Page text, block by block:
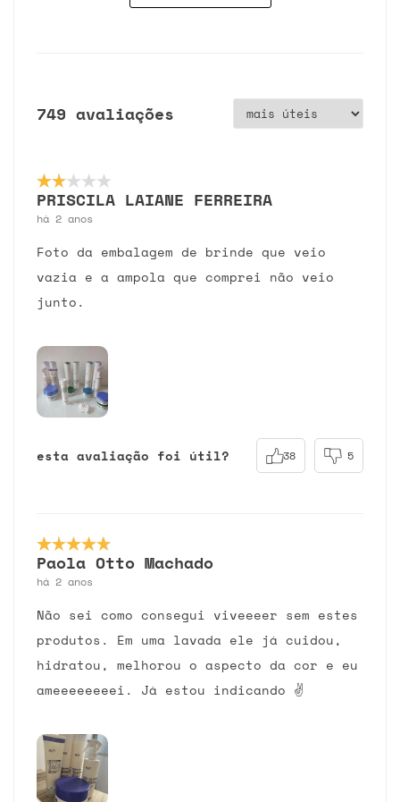
749 avaliações
PRISCILA LAIANE FERREIRA
há 2 anos
Foto da embalagem de brinde que veio
vazia e a ampola que comprei não veio
junto.
esta avaliação foi útil? 38 5
Paola Otto Machado
há 2 anos
Não sei como consegui viveeeer sem estes
produtos. Em uma lavada ele já cuidou,
hidratou, melhorou o aspecto da cor e eu
ameeeeeeeei. Já estou indicando ✌